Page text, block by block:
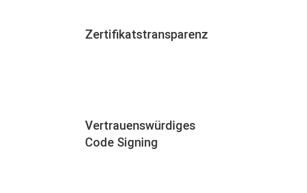
Zertifikatstransparenz
Vertrauenswürdiges
Code Signing